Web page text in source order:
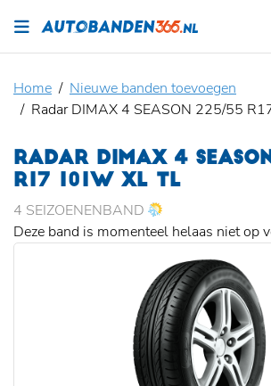
Home
Nieuwe banden toevoegen
Radar DIMAX 4 SEASON 225/55
RADAR DIMAX 4
R17 101W XL TL
4 SEIZOENENBAND
Deze band is momenteel helaas niet op